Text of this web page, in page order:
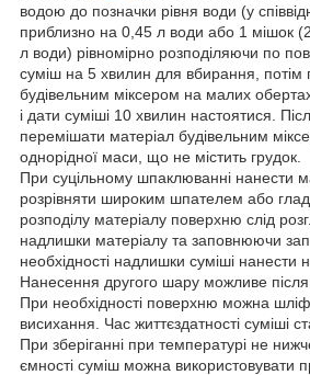
водою до позначки рівня води (у
приблизно на 0,45 л води або 1 мішок
л води) рівномірно розподіляючи по
суміш на 5 хвилин для вбирання, потім
будівельним міксером на малих
і дати суміші 10 хвилин настоятися.
перемішати матеріал будівельним
однорідної маси, що не містить грудок.
При суцільному шпаклюванні нанести
розрівняти широким шпателем або
розподілу матеріалу поверхню слід
надлишки матеріалу та заповнюючи
необхідності надлишки суміші нанести
Нанесення другого шару можливе
При необхідності поверхню можна
висихання. Час життєздатності суміші
При зберіганні при температурі не
ємності суміш можна використовувати